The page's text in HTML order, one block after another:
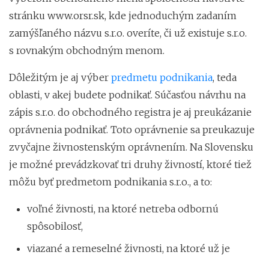
stránku www.orsr.sk, kde jednoduchým zadaním
zamýšľaného názvu s.r.o. overíte, či už existuje s.r.o.
s rovnakým obchodným menom.
Dôležitým je aj výber predmetu podnikania, teda
oblasti, v akej budete podnikať. Súčasťou návrhu na
zápis s.r.o. do obchodného registra je aj preukázanie
oprávnenia podnikať. Toto oprávnenie sa preukazuje
zvyčajne živnostenským oprávnením. Na Slovensku
je možné prevádzkovať tri druhy živností, ktoré tiež
môžu byť predmetom podnikania s.r.o., a to:
voľné živnosti, na ktoré netreba odbornú
spôsobilosť,
viazané a remeselné živnosti, na ktoré už je